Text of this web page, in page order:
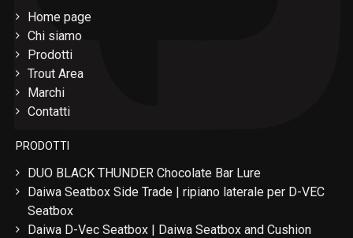
Home page
Chi siamo
Prodotti
Trout Area
Marchi
Contatti
PRODOTTI
DUO BLACK THUNDER Chocolate Bar Lure
Daiwa Seatbox Side Trade | ripiano laterale per D-VEC
Seatbox
Daiwa D-Vec Seatbox | Daiwa Seatbox and Cushion